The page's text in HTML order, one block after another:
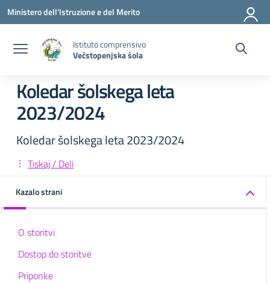
Vai ai contenuti
Vai al menu di navigazione
Vai al footer
Ministero dell'Istruzione e del Merito
Istituto comprensivo
Večstopenjska šola
Koledar šolskega leta
2023/2024
Koledar šolskega leta 2023/2024
Tiskaj / Deli
Kazalo strani
O storitvi
Dostop do storitve
Priponke